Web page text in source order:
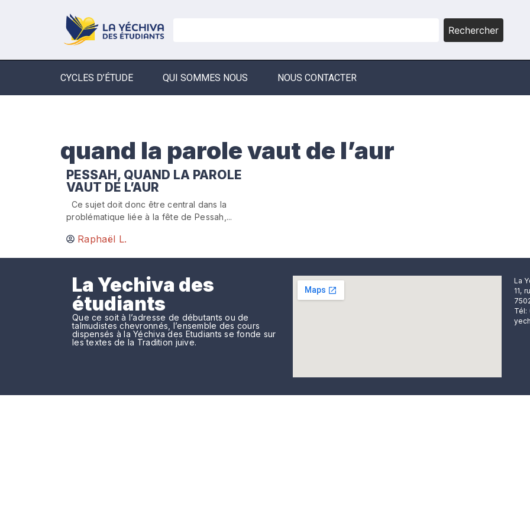
Rechercher
CYCLES D’ÉTUDE QUI SOMMES NOUS NOUS CONTACTER
quand la parole vaut de l’aur
PESSAH, QUAND LA PAROLE
VAUT DE L’AUR
Ce sujet doit donc être central dans la
problématique liée à la fête de Pessah,...
Raphaël L.
La Yechiva des
étudiants
Que ce soit à l’adresse de débutants ou de
talmudistes chevronnés, l’ensemble des cours
dispensés à la Yéchiva des Etudiants se fonde sur
les textes de la Tradition juive.
La
11,
Tél: